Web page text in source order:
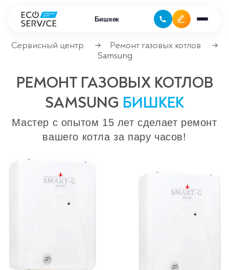
Бишкек
Ремонт крупно бытовой техники
Сервисные центры
Ремонт газовых котлов
Сервисный центр → Ремонт газовых котлов
→
Samsung
РЕМОНТ ГАЗОВЫХ КОТЛОВ
SAMSUNG БИШКЕК
Мастер с опытом 15 лет сделает ремонт
вашего котла за пару часов!